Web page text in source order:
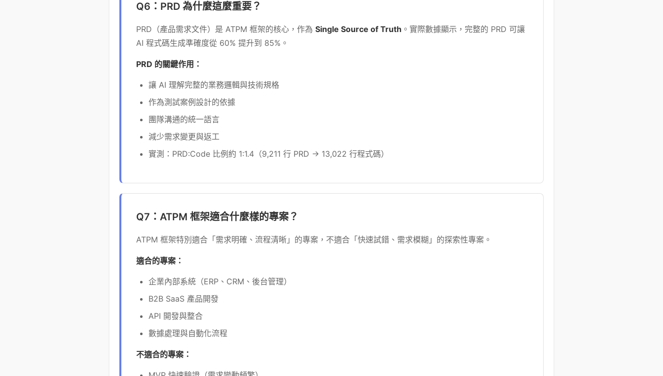
Q6：PRD 為什麼這麼重要？
PRD（產品需求文件）是 ATPM 框架的核心，作為 Single Source of Truth 。實際數據顯示，完整的 PRD 可讓
AI 程式碼生成準確度從 60% 提升到 85%。
PRD 的關鍵作用：
讓 AI 理解完整的業務邏輯與技術規格
作為測試案例設計的依據
團隊溝通的統一語言
減少需求變更與返工
實測：PRD:Code 比例約 1:1.4（9,211 行 PRD → 13,022 行程式碼）
Q7：ATPM 框架適合什麼樣的專案？
ATPM 框架特別適合「需求明確、流程清晰」的專案，不適合「快速試錯、需求模糊」的探索性專案。
適合的專案：
企業內部系統（ERP、CRM、後台管理）
B2B SaaS 產品開發
API 開發與整合
數據處理與自動化流程
不適合的專案：